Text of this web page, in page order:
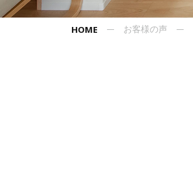
HOME お客様の声